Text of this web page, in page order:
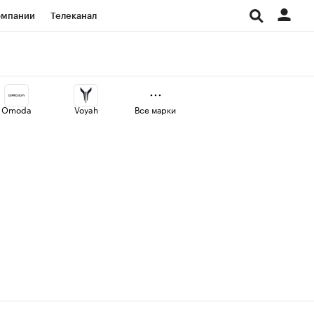
Телеканал
Проверка контрагентов
Omoda Voyah Все марки